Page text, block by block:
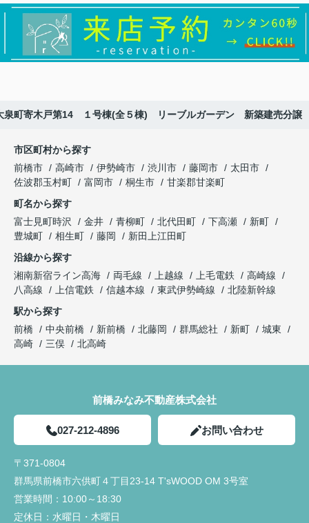
泉町寄木戸第14 １号棟(全５棟) リーブルガーデン 新築建売分譲
市区町村から探す
前橋市
高崎市 伊勢崎市 渋川市 藤岡市
太田市
佐波郡玉村町
富岡市 桐生市
甘楽郡甘楽町
町名から探す
富士見町時沢
金井 青柳町 北代田町 下高瀬
新町
豊城町
相生町 藤岡
新田上江田町
沿線から探す
湘南新宿ライン高海
両毛線 上越線 上毛電鉄
高崎線
八高線
上信電鉄 信越本線 東武伊勢崎線
北陸新幹線
駅から探す
前橋
中央前橋 新前橋 北藤岡 群馬総社 新町
城東
高崎
三俣 北高崎
前橋みなみ不動産株式会社
027-212-4896 お問い合わせ
〒371-0804
群馬県前橋市六供町４丁目23‐14 T'sWOOD OM 3号室
営業時間： 10:00～18:30
定休日： 水曜日・木曜日